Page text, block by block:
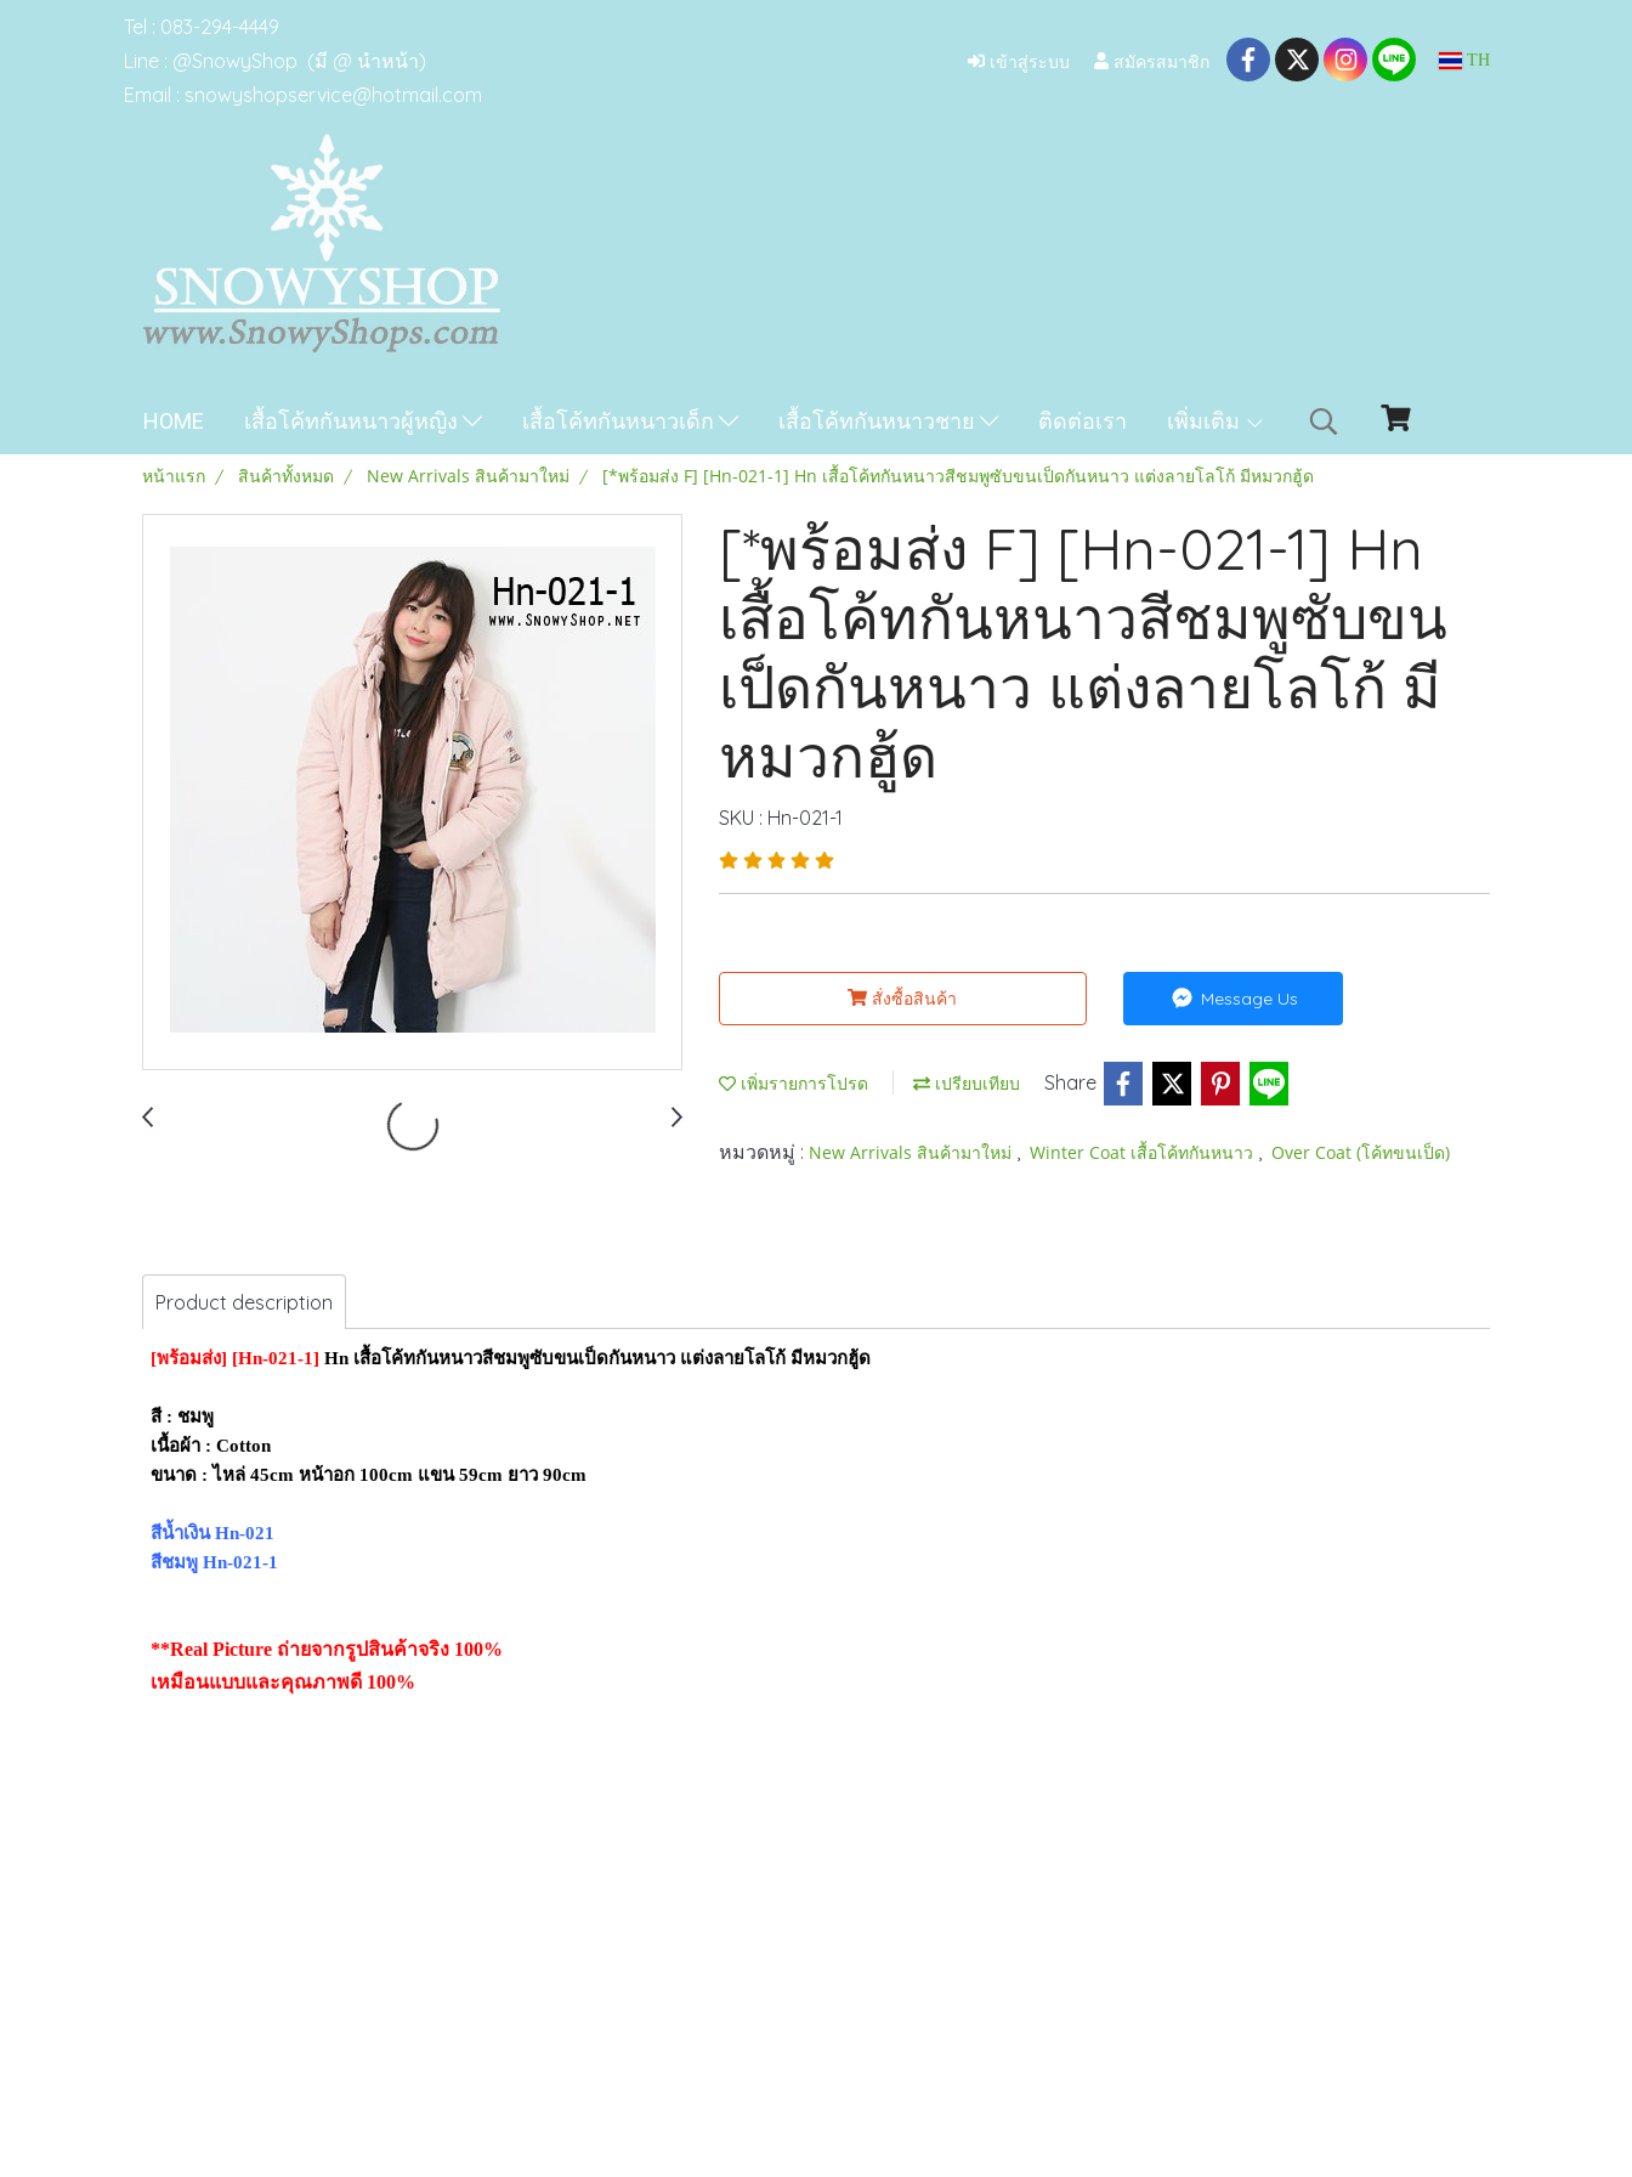
Tel : 083-294-4449
Line : @SnowyShop (มี @ นำหน้า)
Email : snowyshopservice@hotmail.com
เข้าสู่ระบบ สมัครสมาชิก TH
HOME เสื้อโค้ทกันหนาวผู้หญิง เสื้อโค้ทกันหนาวเด็ก เสื้อโค้ทกันหนาวชาย ติดต่อเรา เพิ่มเติม
หน้าแรก สินค้าทั้งหมด New Arrivals สินค้ามาใหม่ [*พร้อมส่ง F] [Hn-021-1] Hn เสื้อโค้ทกันหนาวสีชมพูซับขนเป็ดกันหนาว แต่งลายโลโก้ มีหมวกฮู้ด
[*พร้อมส่ง F] [Hn-021-1] Hn
เสื้อโค้ทกันหนาวสีชมพูซับขน
เป็ดกันหนาว แต่งลายโลโก้ มี
หมวกฮู้ด
SKU : Hn-021-1
สั่งซื้อสินค้า Message Us
เพิ่มรายการโปรด เปรียบเทียบ Share
หมวดหมู่ : New Arrivals สินค้ามาใหม่ Winter Coat เสื้อโค้ทกันหนาว Over Coat (โค้ทขนเป็ด)
Product description
[พร้อมส่ง] [Hn-021-1] Hn เสื้อโค้ทกันหนาวสีชมพูซับขนเป็ดกันหนาว แต่งลายโลโก้ มีหมวกฮู้ด
สี : ชมพู
เนื้อผ้า : Cotton
ขนาด : ไหล่ 45cm หน้าอก 100cm แขน 59cm ยาว 90cm
สีน้ำเงิน Hn-021
สีชมพู Hn-021-1
**Real Picture ถ่ายจากรูปสินค้าจริง 100%
เหมือนแบบและคุณภาพดี 100%